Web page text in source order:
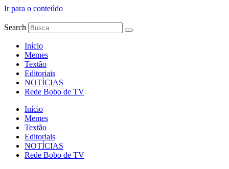
Ir para o conteúdo
Search
Início
Memes
Textão
Editoriais
NOTÍCIAS
Rede Bobo de TV
Início
Memes
Textão
Editoriais
NOTÍCIAS
Rede Bobo de TV